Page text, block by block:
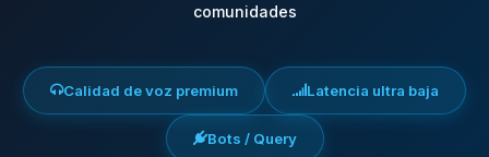
comunidades
Calidad de voz premium Latencia ultra baja
Bots / Query